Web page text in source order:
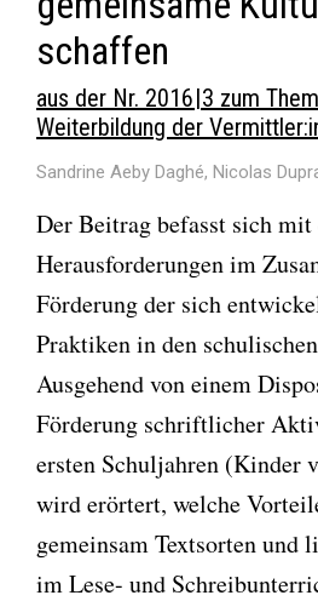
schaffen
aus der Nr. 2016 | 3 zum
Weiterbildung der
Sandrine Aeby Daghé, Nicolas
Der Beitrag befasst sich mit
Herausforderungen im
Förderung der sich
Praktiken in den
Ausgehend von einem
Förderung schriftlicher
ersten Schuljahren (Kinder
wird erörtert, welche
gemeinsam Textsorten und
im Lese- und